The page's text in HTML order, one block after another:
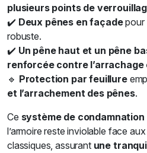
plusieurs points de
✔️ Deux pênes en façadepour
robuste.
✔️ Un pêne haut et un pêne
renforcée contre
🔹 Protection par feuillure
et l’arrachement des pênes.
Ce système de
l’armoire reste inviolable face
classiques, assurant une